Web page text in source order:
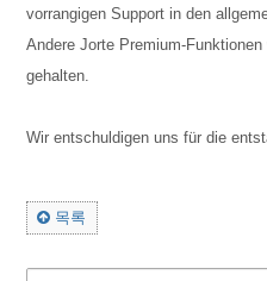
vorrangigen Support in den
Andere Jorte Premium-
gehalten.
Wir entschuldigen uns für die
목록